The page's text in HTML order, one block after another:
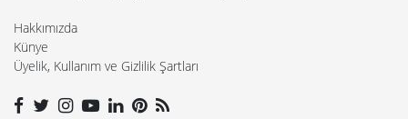
Hakkımızda
Künye
Üyelik, Kullanım ve Gizlilik Şartları